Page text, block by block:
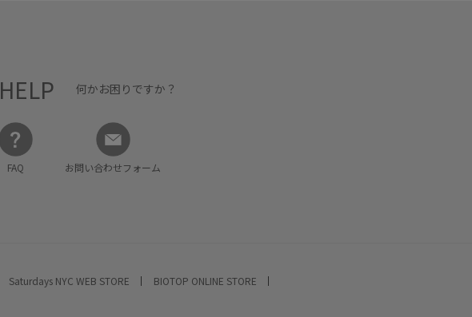
HELP 何かお困りですか？
FAQ お問い合わせフォーム
Saturdays NYC WEB STORE
BIOTOP ONLINE STORE